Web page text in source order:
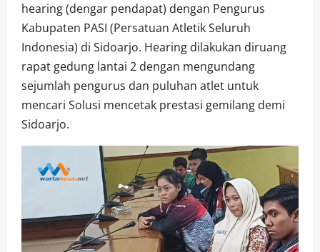
hearing (dengar pendapat) dengan Pengurus
Kabupaten PASI (Persatuan Atletik Seluruh
Indonesia) di Sidoarjo. Hearing dilakukan diruang
rapat gedung lantai 2 dengan mengundang
sejumlah pengurus dan puluhan atlet untuk
mencari Solusi mencetak prestasi gemilang demi
Sidoarjo.